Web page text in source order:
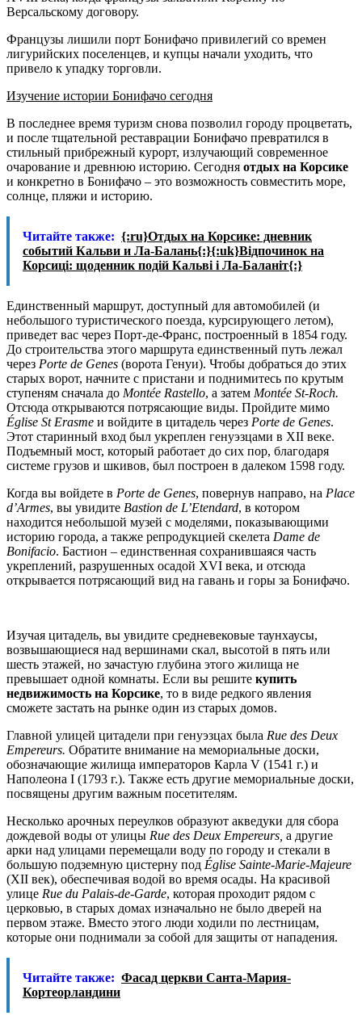
Версальскому договору.
Французы лишили порт Бонифачо привилегий со времен
лигурийских поселенцев, и купцы начали уходить, что
привело к упадку торговли.
Изучение истории Бонифачо сегодня
В последнее время туризм снова позволил городу процветать,
и после тщательной реставрации Бонифачо превратился в
стильный прибрежный курорт, излучающий современное
очарование и древнюю историю. Сегодня отдых на Корсике
и конкретно в Бонифачо – это возможность совместить море,
солнце, пляжи и историю.
Читайте также: {:ru}Отдых на Корсике: дневник
событий Кальви и Ла-Балань{:}{:uk}Відпочинок на
Корсиці: щоденник подій Кальві і Ла-Баланіт{:}
Единственный маршрут, доступный для автомобилей (и
небольшого туристического поезда, курсирующего летом),
приведет вас через Порт-де-Франс, построенный в 1854 году.
До строительства этого маршрута единственный путь лежал
через Porte de Genes (ворота Генуи). Чтобы добраться до этих
старых ворот, начните с пристани и поднимитесь по крутым
ступеням сначала до Montée Rastello, а затем Montée St-Roch.
Отсюда открываются потрясающие виды. Пройдите мимо
Église St Erasme и войдите в цитадель через Porte de Genes.
Этот старинный вход был укреплен генуэзцами в XII веке.
Подъемный мост, который работает до сих пор, благодаря
системе грузов и шкивов, был построен в далеком 1598 году.
Когда вы войдете в Porte de Genes, повернув направо, на Place
d’Armes, вы увидите Bastion de L’Etendard, в котором
находится небольшой музей с моделями, показывающими
историю города, а также репродукцией скелета Dame de
Bonifacio. Бастион – единственная сохранившаяся часть
укреплений, разрушенных осадой XVI века, и отсюда
открывается потрясающий вид на гавань и горы за Бонифачо.
Изучая цитадель, вы увидите средневековые таунхаусы,
возвышающиеся над вершинами скал, высотой в пять или
шесть этажей, но зачастую глубина этого жилища не
превышает одной комнаты. Если вы решите купить
недвижимость на Корсике, то в виде редкого явления
сможете застать на рынке один из старых домов.
Главной улицей цитадели при генуэзцах была Rue des Deux
Empereurs. Обратите внимание на мемориальные доски,
обозначающие жилища императоров Карла V (1541 г.) и
Наполеона I (1793 г.). Также есть другие мемориальные доски,
посвящены другим важным посетителям.
Несколько арочных переулков образуют акведуки для сбора
дождевой воды от улицы Rue des Deux Empereurs, а другие
арки над улицами перемещали воду по городу и стекали в
большую подземную цистерну под Église Sainte-Marie-Majeure
(XII век), обеспечивая водой во время осады. На красивой
улице Rue du Palais-de-Garde, которая проходит рядом с
церковью, в старых домах изначально не было дверей на
первом этаже. Вместо этого люди ходили по лестницам,
которые они поднимали за собой для защиты от нападения.
Читайте также: Фасад церкви Санта-Мария-
Кортеорландини